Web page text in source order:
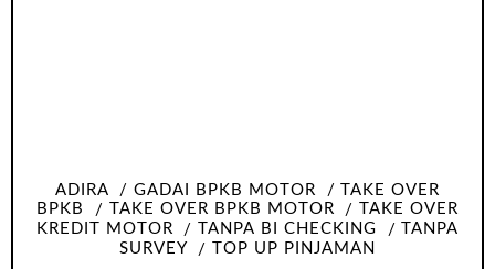
ADIRA GADAI BPKB MOTOR
TAKE OVER
BPKB
TAKE OVER BPKB MOTOR
TAKE OVER
KREDIT MOTOR
TANPA BI CHECKING
TANPA
SURVEY
TOP UP PINJAMAN